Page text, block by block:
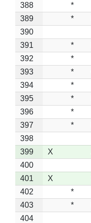
388
*
389
*
390
391
*
392
*
393
*
394
*
395
*
396
*
397
*
398
399
X
400
401
X
402
*
403
*
404